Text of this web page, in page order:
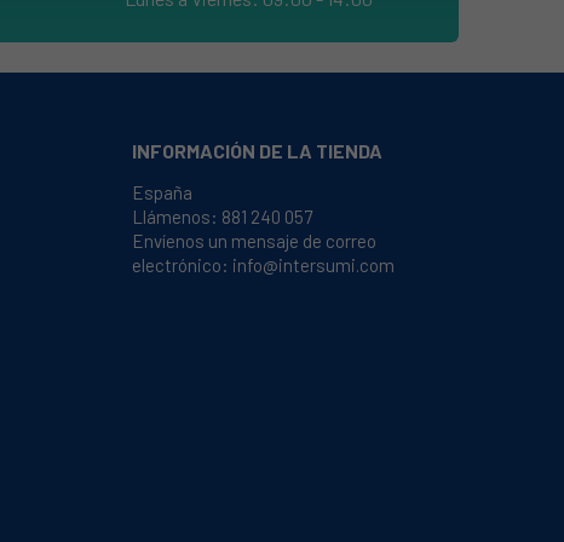
INFORMACIÓN DE LA TIENDA
España
Llámenos: 881 240 057
Envíenos un mensaje de correo
electrónico: info@intersumi.com